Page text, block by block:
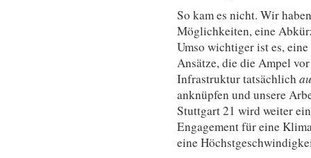
So kam es nicht. Wir
Möglichkeiten, eine
Umso wichtiger ist es,
Ansätze, die die Ampel
Infrastruktur tatsächlich
anknüpfen und unsere
Stuttgart 21 wird weiter
Engagement für eine
eine